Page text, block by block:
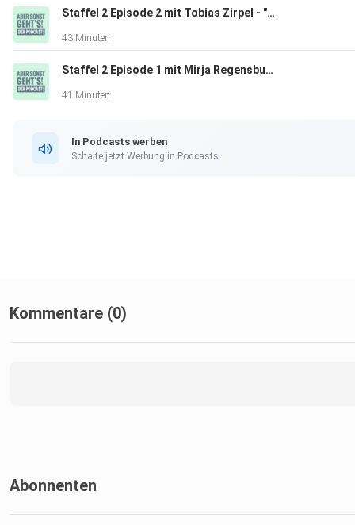
Staffel 2 Episode 2 mit Tobias Zirpel - "Schockverliebt ins Leben"!
43 Minuten
Staffel 2 Episode 1 mit Mirja Regensburg - "Von der Musicalbühne zur Comedian"
41 Minuten
In Podcasts werben
Schalte jetzt Werbung in Podcasts.
Kommentare (0)
Abonnenten